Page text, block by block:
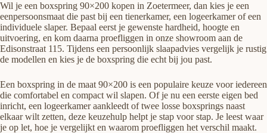
Wil je een boxspring 90×200 kopen in Zoetermeer, dan kies je een
eenpersoonsmaat die past bij een tienerkamer, een logeerkamer of een
individuele slaper. Bepaal eerst je gewenste hardheid, hoogte en
uitvoering, en kom daarna proefliggen in onze showroom aan de
Edisonstraat 115. Tijdens een persoonlijk slaapadvies vergelijk je rustig
de modellen en kies je de boxspring die echt bij jou past.
Een boxspring in de maat 90×200 is een populaire keuze voor iedereen
die comfortabel en compact wil slapen. Of je nu een eerste eigen bed
inricht, een logeerkamer aankleedt of twee losse boxsprings naast
elkaar wilt zetten, deze keuzehulp helpt je stap voor stap. Je leest waar
je op let, hoe je vergelijkt en waarom proefliggen het verschil maakt.